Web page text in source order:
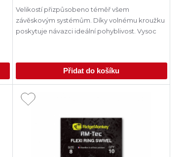
Velikostí přizpůsobeno téměř všem
závěskovým systémům. Díky volnému kroužku
poskytuje návazci ideální pohyblivost. Vysoc
Přidat do košíku